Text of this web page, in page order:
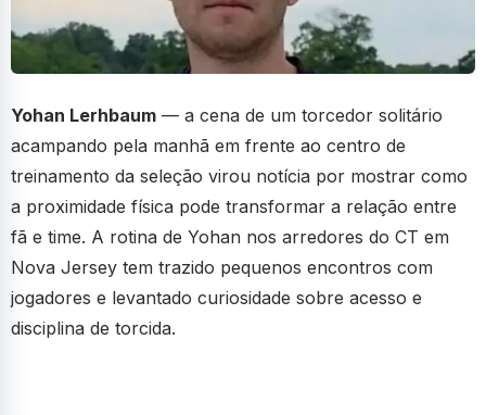
Yohan Lerhbaum — a cena de um torcedor solitário
acampando pela manhã em frente ao centro de
treinamento da seleção virou notícia por mostrar como
a proximidade física pode transformar a relação entre
fã e time. A rotina de Yohan nos arredores do CT em
Nova Jersey tem trazido pequenos encontros com
jogadores e levantado curiosidade sobre acesso e
disciplina de torcida.